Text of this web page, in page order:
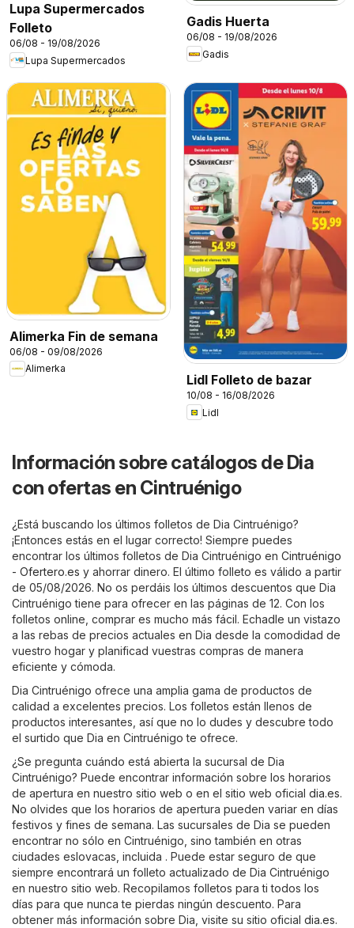
Lupa Supermercados
Folleto
06/08 - 19/08/2026
Lupa Supermercados
Gadis Huerta
06/08 - 19/08/2026
Gadis
Alimerka Fin de semana
06/08 - 09/08/2026
Alimerka
Lidl Folleto de bazar
10/08 - 16/08/2026
Lidl
Información sobre catálogos de Dia
con ofertas en Cintruénigo
¿Está buscando los últimos folletos de Dia Cintruénigo?
¡Entonces estás en el lugar correcto! Siempre puedes
encontrar los últimos folletos de Dia Cintruénigo en Cintruénigo
- Ofertero.es y ahorrar dinero. El último folleto es válido a partir
de 05/08/2026. No os perdáis los últimos descuentos que Dia
Cintruénigo tiene para ofrecer en las páginas de 12. Con los
folletos online, comprar es mucho más fácil. Echadle un vistazo
a las rebas de precios actuales en Dia desde la comodidad de
vuestro hogar y planificad vuestras compras de manera
eficiente y cómoda.
Dia Cintruénigo ofrece una amplia gama de productos de
calidad a excelentes precios. Los folletos están llenos de
productos interesantes, así que no lo dudes y descubre todo
el surtido que Dia en Cintruénigo te ofrece.
¿Se pregunta cuándo está abierta la sucursal de Dia
Cintruénigo? Puede encontrar información sobre los horarios
de apertura en nuestro sitio web o en el sitio web oficial dia.es.
No olvides que los horarios de apertura pueden variar en días
festivos y fines de semana. Las sucursales de Dia se pueden
encontrar no sólo en Cintruénigo, sino también en otras
ciudades eslovacas, incluida . Puede estar seguro de que
siempre encontrará un folleto actualizado de Dia Cintruénigo
en nuestro sitio web. Recopilamos folletos para ti todos los
días para que nunca te pierdas ningún descuento. Para
obtener más información sobre Dia, visite su sitio oficial dia.es.